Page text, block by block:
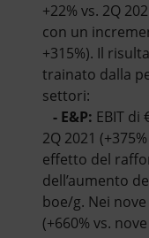
+22% vs. 2Q
con un
+315%). Il
trainato dalla
settori:
- E&P: EBIT di
2Q 2021
effetto del
dell’aumento
boe/g. Nei
(+660% vs.